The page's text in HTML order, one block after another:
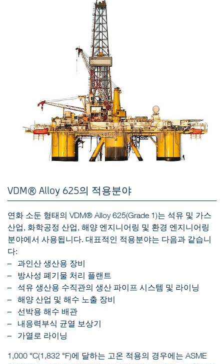
VDM® Alloy 625의 적용분야
연화 소둔 형태의 VDM® Alloy 625(Grade 1)는 석유 및 가스
산업, 화학공정 산업, 해양 엔지니어링 및 환경 엔지니어링
분야에서 사용됩니다. 대표적인 적용분야는 다음과 같습니
다:
과인산 생산용 장비
방사성 폐기물 처리 플랜트
석유 생산용 수직관의 생산 파이프 시스템 및 라이닝
해양 산업 및 해수 노출 장비
선박용 해수 배관
내응력부식 균열 보상기
가열로 라이닝
1,000 °C(1,832 °F)에 달하는 고온 적용의 경우에는 ASME